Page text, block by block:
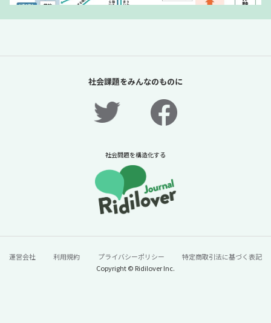
「夏休みの過ごし方は留守番」責任があるの
公開！】【ニュースに潜む社会課題をキャッ
社会課題をみんなのものに
社会問題を構造化する
運営会社 利用規約 プライバシーポリシー
特定商取引法に基づく表記
Copyright © Ridilover Inc.